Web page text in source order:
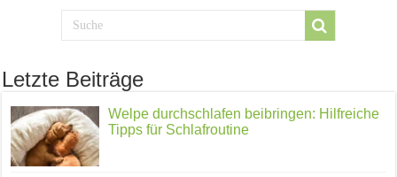
Letzte Beiträge
Welpe durchschlafen beibringen: Hilfreiche
Tipps für Schlafroutine